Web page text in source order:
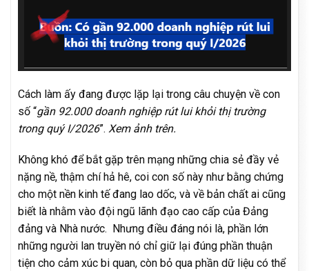
Cách làm ấy đang được lặp lại trong câu chuyện về con
số “gần 92.000 doanh nghiệp rút lui khỏi thị trường
trong quý I/2026”. Xem ảnh trên.
Không khó để bắt gặp trên mạng những chia sẻ đầy vẻ
nặng nề, thậm chí hả hê, coi con số này như bằng chứng
cho một nền kinh tế đang lao dốc, và về bản chất ai cũng
biết là nhằm vào đội ngũ lãnh đạo cao cấp của Đảng
đảng và Nhà nước. Nhưng điều đáng nói là, phần lớn
những người lan truyền nó chỉ giữ lại đúng phần thuận
tiện cho cảm xúc bi quan, còn bỏ qua phần dữ liệu có thể